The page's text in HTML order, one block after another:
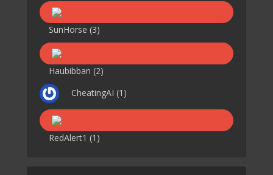
SunHorse (3)
Haubibban (2)
CheatingAI (1)
RedAlert1 (1)